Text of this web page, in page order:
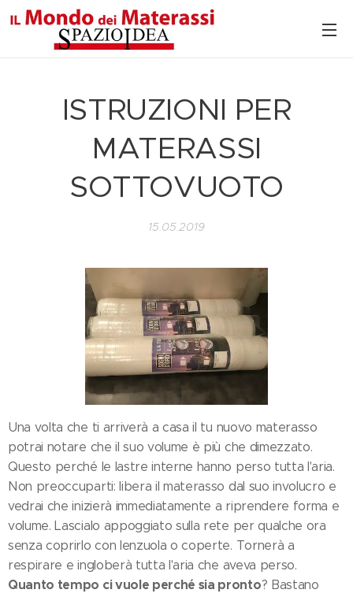
ISTRUZIONI PER
MATERASSI
SOTTOVUOTO
15.05.2019
Una volta che ti arriverà a casa il tu nuovo materasso
potrai notare che il suo volume è più che dimezzato.
Questo perché le lastre interne hanno perso tutta l'aria.
Non preoccuparti: libera il materasso dal suo involucro e
vedrai che inizierà immediatamente a riprendere forma e
volume. Lascialo appoggiato sulla rete per qualche ora
senza coprirlo con lenzuola o coperte. Tornerà a
respirare e ingloberà tutta l'aria che aveva perso.
Quanto tempo ci vuole perché sia pronto? Bastano